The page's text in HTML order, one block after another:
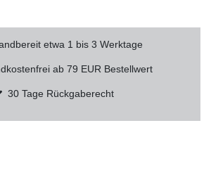
etwa 1 bis 3 Werktage
ab 79 EUR Bestellwert
30 Tage Rückgaberecht